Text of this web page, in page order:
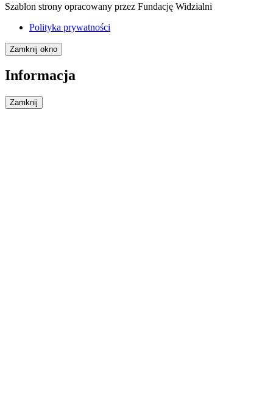
Szablon strony opracowany przez Fundację Widzialni
Polityka prywatności
Zamknij okno
Informacja
Zamknij